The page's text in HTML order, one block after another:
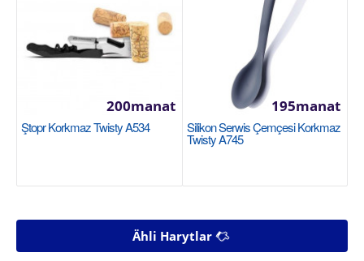
Ştopr Korkmaz Twisty A534
200manat
Silikon Serwis Çemçesi Korkmaz
Twisty A745
195manat
Ähli Harytlar